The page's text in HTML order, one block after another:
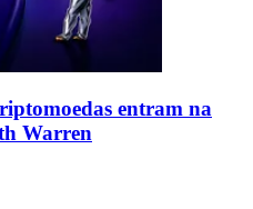
entram na
Warren